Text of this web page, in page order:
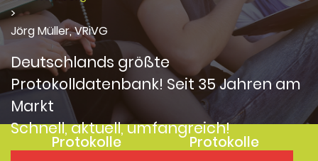
>
Jörg Müller, VRiVG
Deutschlands größte
Protokolldatenbank! Seit 35 Jahren am
Markt
Schnell, aktuell, umfangreich!
Protokolle
Protokolle